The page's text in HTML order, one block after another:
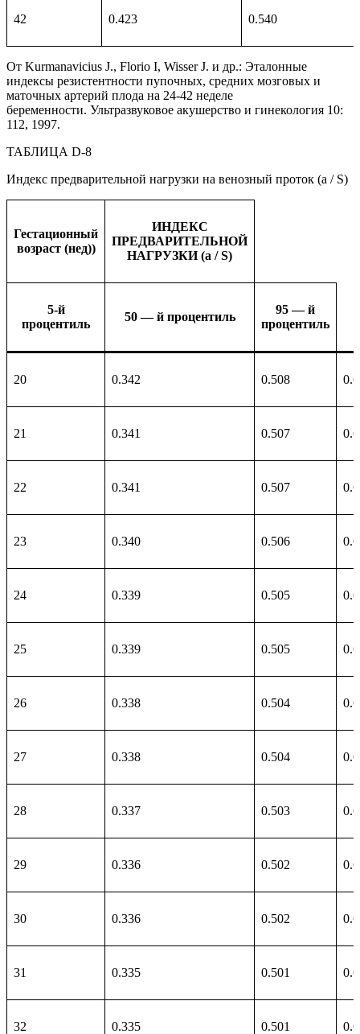
42 0.423 0.540
От Kurmanavicius J., Florio I, Wisser J. и др.: Эталонные
индексы резистентности пупочных, средних мозговых и
маточных артерий плода на 24-42 неделе
беременности. Ультразвуковое акушерство и гинекология 10:
112, 1997.
ТАБЛИЦА D-8
Индекс предварительной нагрузки на венозный проток (a / S)
Гестационный
возраст (нед))
ИНДЕКС
ПРЕДВАРИТЕЛЬНОЙ
НАГРУЗКИ (a / S)
5-й
процентиль
50 — й процентиль
95 — й
процентиль
20 0.342 0.508
21 0.341 0.507
22 0.341 0.507
23 0.340 0.506
24 0.339 0.505
25 0.339 0.505
26 0.338 0.504
27 0.338 0.504
28 0.337 0.503
29 0.336 0.502
30 0.336 0.502
31 0.335 0.501
32 0.335 0.501